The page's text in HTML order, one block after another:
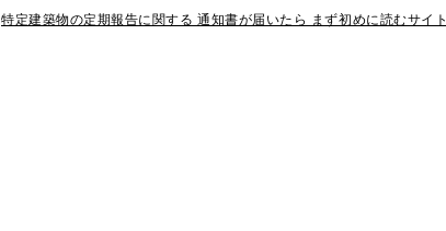
特定建築物の定期報告に関する 通知書が届いたら まず初めに読むサイト